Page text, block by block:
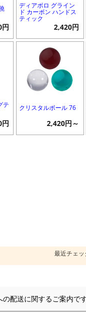
円
ディアボロ グライン
ド カーボン ハンドス
ティック
2,420円
テ
円
クリスタルボール 76
2,420円～
最近チェッ
の配送に関するご案内で